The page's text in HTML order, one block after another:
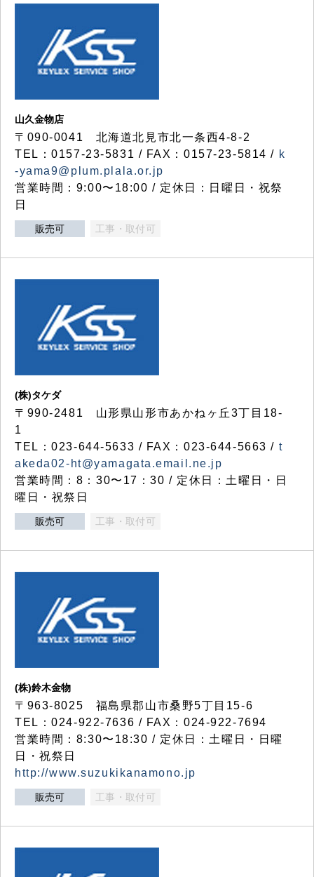
山久金物店
〒090-0041 北海道北見市北一条西4-8-2
TEL：0157-23-5831 / FAX：0157-23-5814 / k
-yama9@plum.plala.or.jp
営業時間：9:00〜18:00 / 定休日：日曜日・祝祭
日
販売可 工事・取付可
(株)タケダ
〒990-2481 山形県山形市あかねヶ丘3丁目18-
1
TEL：023-644-5633 / FAX：023-644-5663 / t
akeda02-ht@yamagata.email.ne.jp
営業時間：8：30〜17：30 / 定休日：土曜日・日
曜日・祝祭日
販売可 工事・取付可
(株)鈴木金物
〒963-8025 福島県郡山市桑野5丁目15-6
TEL：024-922-7636 / FAX：024-922-7694
営業時間：8:30〜18:30 / 定休日：土曜日・日曜
日・祝祭日
http://www.suzukikanamono.jp
販売可 工事・取付可